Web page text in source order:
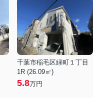
千葉市稲毛区緑町１丁目
1R (26.09㎡)
5.8万円